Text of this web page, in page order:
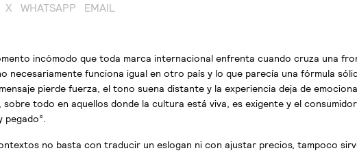
X WHATSAPP EMAIL
incómodo que toda marca internacional enfrenta cuando cruza una
necesariamente funciona igual en otro país y lo que parecía una fórmula
pierde fuerza, el tono suena distante y la experiencia deja de
sobre todo en aquellos donde la cultura está viva, es exigente y el
pegado”.
no basta con traducir un eslogan ni con ajustar precios, tampoco